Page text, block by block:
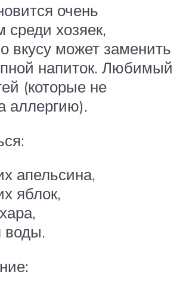
очень
среди хозяек,
вкусу может заменить
напиток. Любимый
(которые не
аллергию).
апельсина,
яблок,
воды.